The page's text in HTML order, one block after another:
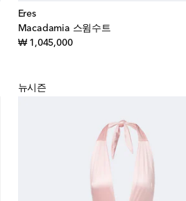
Eres
Macadamia 스윔수트
₩ 1,045,000original price
뉴시즌